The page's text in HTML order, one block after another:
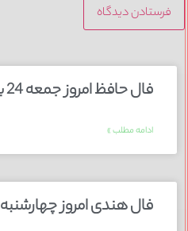
فال حافظ امروز جمعه 24 بهمن 1404
ادامه مطلب »
فال هندی امروز چهارشنبه 3 دی 1404